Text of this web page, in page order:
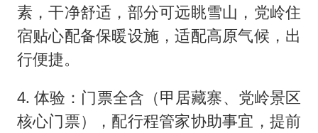
素，干净舒适，部分可远眺雪山，党岭住
宿贴心配备保暖设施，适配高原气候，出
行便捷。
4. 体验：门票全含（甲居藏寨、党岭景区
核心门票），配行程管家协助事宜，提前